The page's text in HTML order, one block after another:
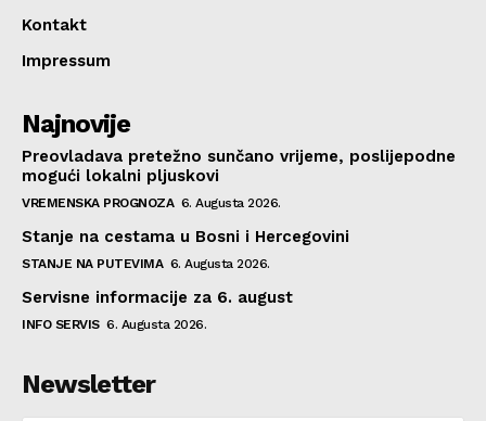
Kontakt
Impressum
Najnovije
Preovladava pretežno sunčano vrijeme, poslijepodne
mogući lokalni pljuskovi
VREMENSKA PROGNOZA 6. Augusta 2026.
Stanje na cestama u Bosni i Hercegovini
STANJE NA PUTEVIMA 6. Augusta 2026.
Servisne informacije za 6. august
INFO SERVIS 6. Augusta 2026.
Newsletter